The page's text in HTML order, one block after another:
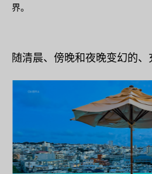
界。
随清晨、傍晚和夜晚变幻的